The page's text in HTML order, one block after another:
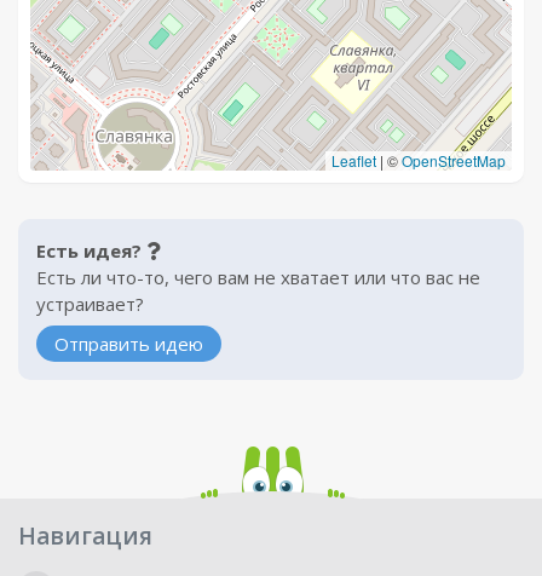
Leaflet | ©OpenStreetMap
Есть идея?
Есть ли что-то, чего вам не хватает или что вас не
устраивает?
Отправить идею
Навигация